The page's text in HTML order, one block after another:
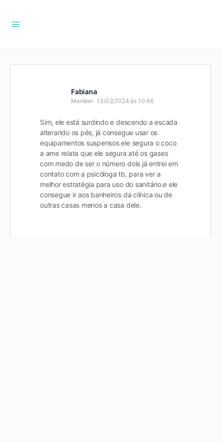
Fabiana
Member 13/02/2024 às 10:46
Sim, ele está surdindo e descendo a escada
alterando os pés, já consegue usar os
equipamentos suspensos ele segura o coco
a ame relata que ele segura até os gases
com medo de ser o número dois já entrei em
contato com a psicóloga tb, para ver a
melhor estratégia para uso do sanitário.e ele
consegue ir aos banheiros da clínica ou de
outras casas menos a casa dele.